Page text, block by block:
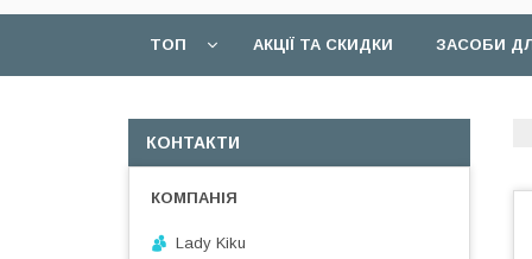
ТОП АКЦІЇ ТА СКИДКИ ЗАСОБИ
КОНТАКТИ
Lady Kiku